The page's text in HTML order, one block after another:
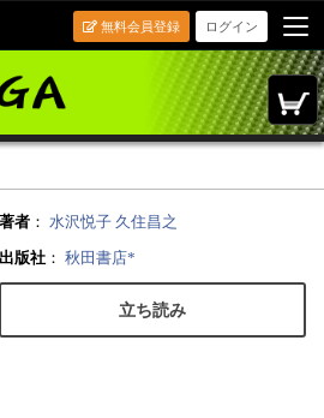
ログイン
無料会員登録
著者 ： 水沢悦子 久住昌之
出版社 ： 秋田書店*
立ち読み